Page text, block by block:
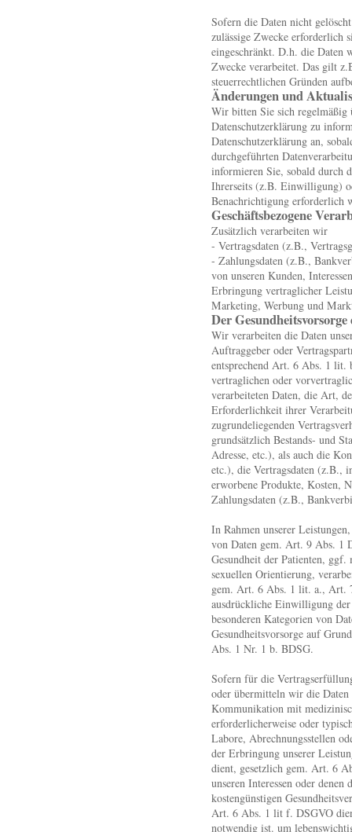
Sofern die Daten nicht
zulässige Zwecke erforderlich
eingeschränkt. D.h. die Daten
Zwecke verarbeitet. Das gilt
steuerrechtlichen Gründen
Änderungen und
Wir bitten Sie sich regelmäßig
Datenschutzerklärung zu
Datenschutzerklärung an,
durchgeführten
informieren Sie, sobald durch
Ihrerseits (z.B. Einwilligung)
Benachrichtigung erforderlich
Geschäftsbezogene
Zusätzlich verarbeiten wir
- Vertragsdaten (z.B.,
- Zahlungsdaten (z.B.,
von unseren Kunden,
Erbringung vertraglicher
Marketing, Werbung und
Der
Wir verarbeiten die Daten
Auftraggeber oder
entsprechend Art. 6 Abs. 1 lit.
vertraglichen oder
verarbeiteten Daten, die Art,
Erforderlichkeit ihrer
zugrundeliegenden
grundsätzlich Bestands- und
Adresse, etc.), als auch die
etc.), die Vertragsdaten (z.B.,
erworbene Produkte, Kosten,
Zahlungsdaten (z.B.,
In Rahmen unserer
von Daten gem. Art. 9 Abs. 1
Gesundheit der Patienten,
sexuellen Orientierung,
gem. Art. 6 Abs. 1 lit. a., Art.
ausdrückliche Einwilligung
besonderen Kategorien von
Gesundheitsvorsorge auf
Abs. 1 Nr. 1 b. BDSG.
Sofern für die
oder übermitteln wir die
Kommunikation mit
erforderlicherweise oder
Labore, Abrechnungsstellen
der Erbringung unserer
dient, gesetzlich gem. Art. 6
unseren Interessen oder
kostengünstigen
Art. 6 Abs. 1 lit f. DSGVO
notwendig ist. um